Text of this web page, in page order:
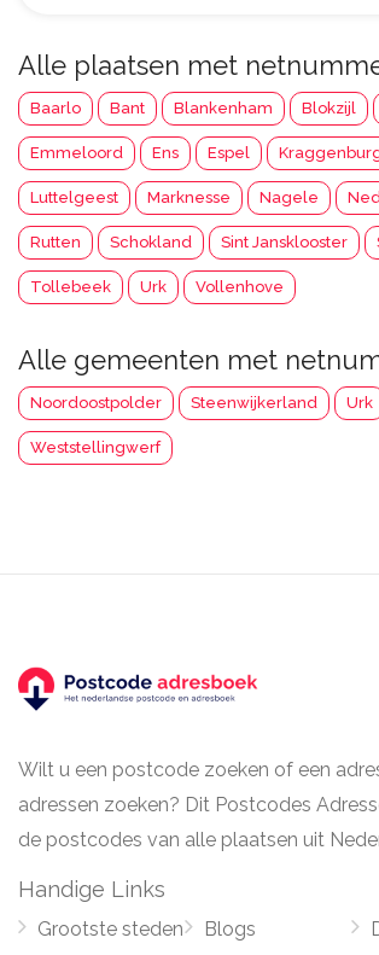
Alle plaatsen met
Baarlo Bant Blankenham Blokzijl
Emmeloord Ens Espel
Luttelgeest Marknesse Nagele
Rutten Schokland Sint Jansklooster
Tollebeek Urk Vollenhove
Alle gemeenten met
Noordoostpolder Steenwijkerland Urk
Weststellingwerf
Wilt u een postcode zoeken of een
adressen zoeken? Dit Postcodes
de postcodes van alle plaatsen uit
Handige Links
Grootste steden
Blogs